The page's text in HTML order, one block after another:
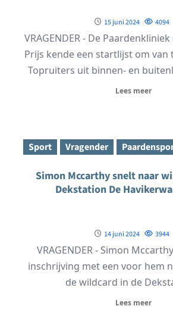
15 juni 2024 4094
VRAGENDER - De
Prijs kende een startlijst om van
Topruiters uit binnen- en
Lees meer
Sport Vragender
Simon Mccarthy snelt naar
Dekstation De
14 juni 2024 3944
VRAGENDER - Simon
inschrijving met een voor hem
de wildcard in de
Lees meer